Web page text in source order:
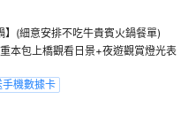
(細意安排不吃牛貴賓火鍋餐單)
本包上橋觀看日景+夜遊觀賞燈光表
手機數據卡